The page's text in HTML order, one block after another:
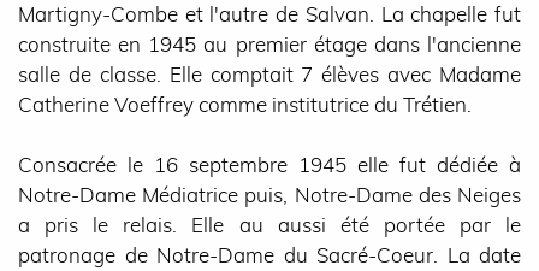
Martigny-Combe et l'autre de Salvan. La chapelle fut
construite en 1945 au premier étage dans l'ancienne
salle de classe. Elle comptait 7 élèves avec Madame
Catherine Voeffrey comme institutrice du Trétien.
Consacrée le 16 septembre 1945 elle fut dédiée à
Notre-Dame Médiatrice puis, Notre-Dame des Neiges
a pris le relais. Elle au aussi été portée par le
patronage de Notre-Dame du Sacré-Coeur. La date